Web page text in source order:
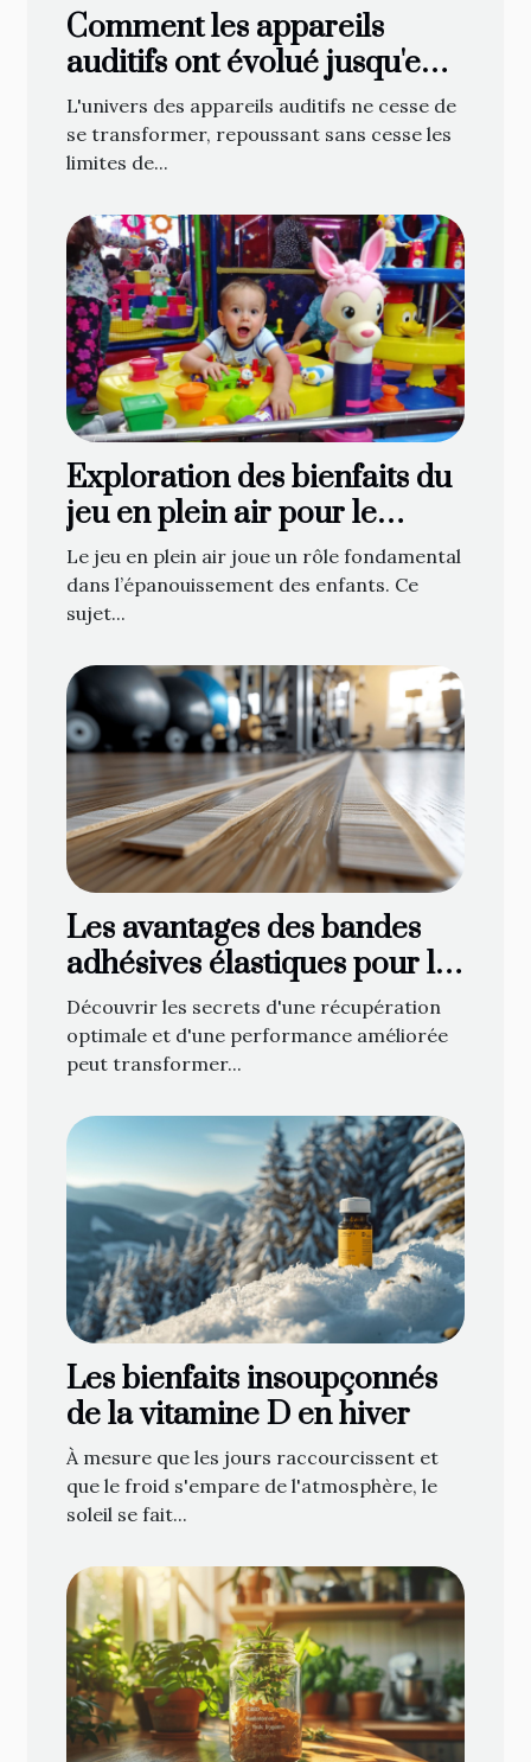
Comment les appareils
auditifs ont évolué jusqu'en
2025 : technologies et coûts
L'univers des appareils auditifs ne cesse de
se transformer, repoussant sans cesse les
limites de...
Exploration des bienfaits du
jeu en plein air pour le
développement des enfants
Le jeu en plein air joue un rôle fondamental
dans l’épanouissement des enfants. Ce
sujet...
Les avantages des bandes
adhésives élastiques pour le
soutien musculaire
Découvrir les secrets d'une récupération
optimale et d'une performance améliorée
peut transformer...
Les bienfaits insoupçonnés
de la vitamine D en hiver
À mesure que les jours raccourcissent et
que le froid s'empare de l'atmosphère, le
soleil se fait...